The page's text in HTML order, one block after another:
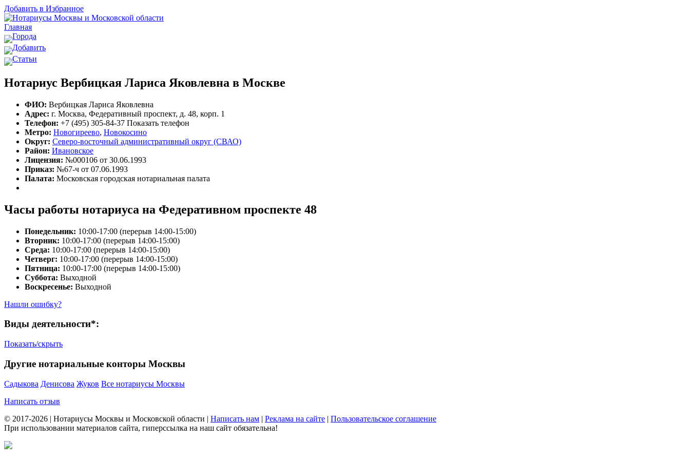
Добавить в Избранное
Главная
Города
Добавить
Статьи
Нотариус Вербицкая Лариса Яковлевна в Москве
ФИО: Вербицкая Лариса Яковлевна
Адрес: г. Москва, Федеративный проспект, д. 48, корп. 1
Телефон: +7 (495) 305-84-37 Показать телефон
Метро: Новогиреево, Новокосино
Округ: Северо-восточный административный округ (СВАО)
Район: Ивановское
Лицензия: №000106 от 30.06.1993
Приказ: №67-ч от 07.06.1993
Палата: Московская городская нотариальная палата
Часы работы нотариуса на Федеративном проспекте 48
Понедельник: 10:00-17:00 (перерыв 14:00-15:00)
Вторник: 10:00-17:00 (перерыв 14:00-15:00)
Среда: 10:00-17:00 (перерыв 14:00-15:00)
Четверг: 10:00-17:00 (перерыв 14:00-15:00)
Пятница: 10:00-17:00 (перерыв 14:00-15:00)
Суббота: Выходной
Воскресенье: Выходной
Нашли ошибку?
Виды деятельности*:
Показать/скрыть
Другие нотариальные конторы Москвы
Садыкова Денисова Жуков Все нотариусы Москвы
Написать отзыв
© 2017-2026 | Нотариусы Москвы и Московской области | Написать нам | Реклама на сайте | Пользовательское соглашение
При использовании материалов сайта, гиперссылка на наш сайт обязательна!